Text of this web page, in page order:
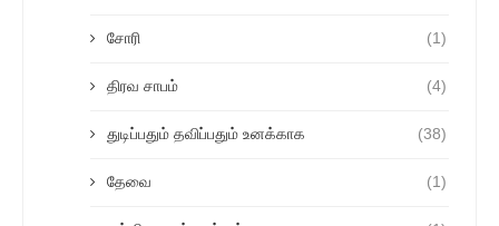
சோரி (1)
திரவ சாபம் (4)
துடிப்பதும் தவிப்பதும் உனக்காக (38)
தேவை (1)